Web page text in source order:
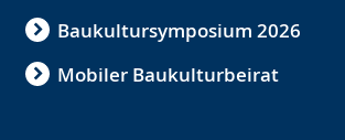
Baukultursymposium 2026
Mobiler Baukulturbeirat